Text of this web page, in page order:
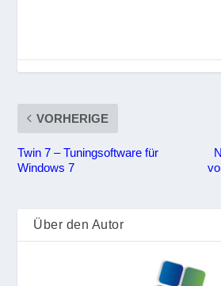
VORHERIGE
Twin 7 – Tuningsoftware für
Windows 7
Über den Autor